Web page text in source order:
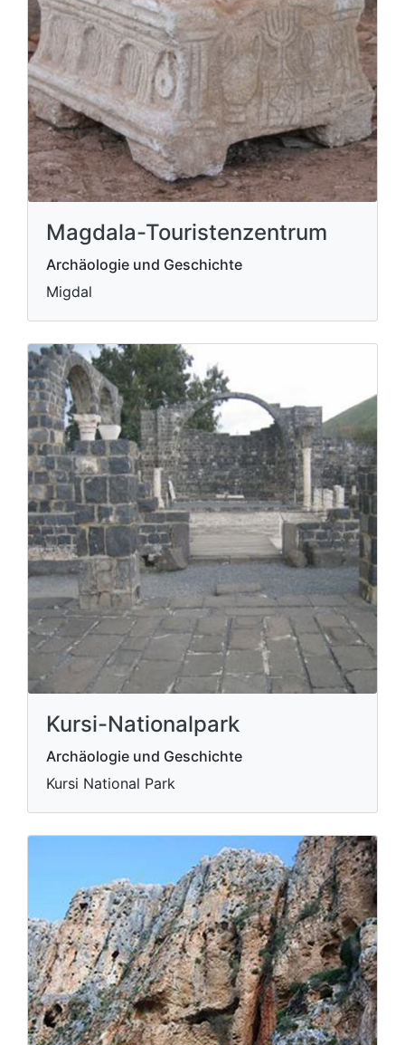
Magdala-Touristenzentrum
Archäologie und Geschichte
Migdal
Kursi-Nationalpark
Archäologie und Geschichte
Kursi National Park